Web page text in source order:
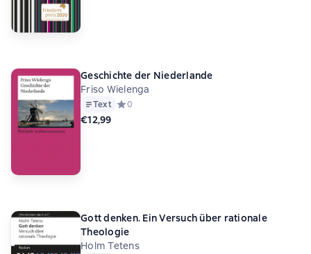
Geschichte der Niederlande
Friso Wielenga
Text Средний рейтинг 0 на основе 0 оценок
0
€12,99
Gott denken. Ein Versuch über rationale
Theologie
Holm Tetens